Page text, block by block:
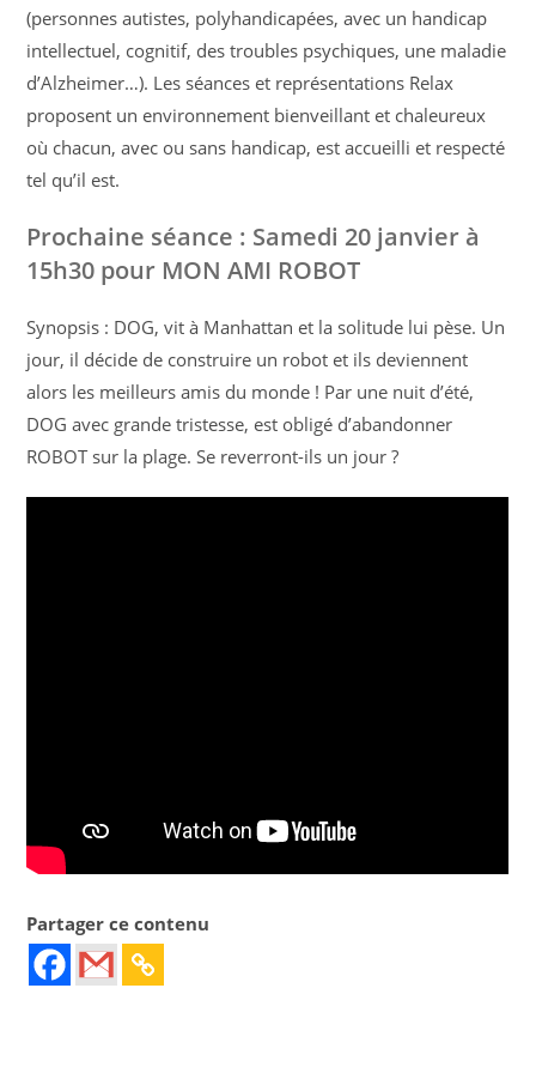
(personnes autistes, polyhandicapées, avec un handicap
intellectuel, cognitif, des troubles psychiques, une maladie
d’Alzheimer…). Les séances et représentations Relax
proposent un environnement bienveillant et chaleureux
où chacun, avec ou sans handicap, est accueilli et respecté
tel qu’il est.
Prochaine séance : Samedi 20 janvier à
15h30 pour MON AMI ROBOT
Synopsis : DOG, vit à Manhattan et la solitude lui pèse. Un
jour, il décide de construire un robot et ils deviennent
alors les meilleurs amis du monde ! Par une nuit d’été,
DOG avec grande tristesse, est obligé d’abandonner
ROBOT sur la plage. Se reverront-ils un jour ?
Partager ce contenu